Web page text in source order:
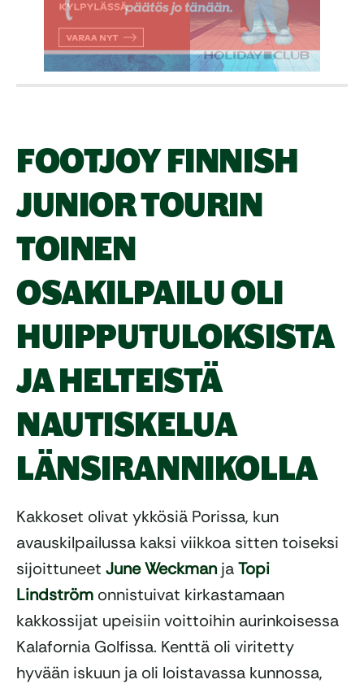
FOOTJOY FINNISH
JUNIOR TOURIN
TOINEN
OSAKILPAILU OLI
HUIPPUTULOKSISTA
JA HELTEISTÄ
NAUTISKELUA
LÄNSIRANNIKOLLA
Kakkoset olivat ykkösiä Porissa, kun
avauskilpailussa kaksi viikkoa sitten toiseksi
sijoittuneet June WeckmanjaTopi
Lindström onnistuivat kirkastamaan
kakkossijat upeisiin voittoihin aurinkoisessa
Kalafornia Golfissa. Kenttä oli viritetty
hyvään iskuun ja oli loistavassa kunnossa,